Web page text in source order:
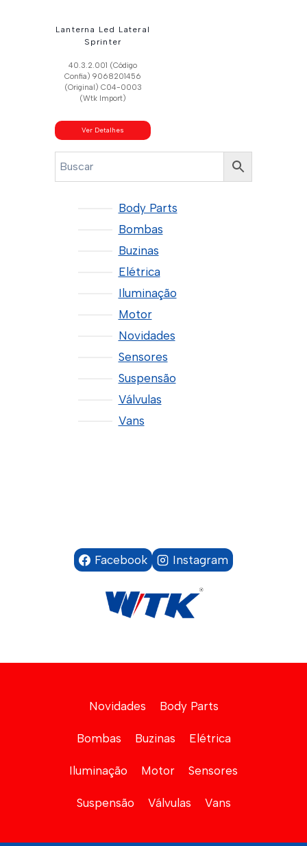
Lanterna Led Lateral
Sprinter
40.3.2.001 (Código
Confia) 9068201456
(Original) C04-0003
(Wtk Import)
Ver Detalhes
Body Parts
Bombas
Buzinas
Elétrica
Iluminação
Motor
Novidades
Sensores
Suspensão
Válvulas
Vans
Facebook Instagram
Novidades Body Parts
Bombas Buzinas Elétrica
Iluminação Motor Sensores
Suspensão Válvulas Vans